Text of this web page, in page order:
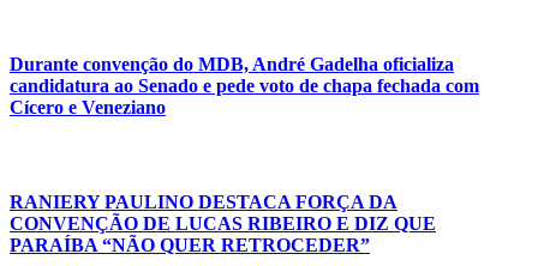
Durante convenção do MDB, André Gadelha oficializa
candidatura ao Senado e pede voto de chapa fechada com
Cícero e Veneziano
RANIERY PAULINO DESTACA FORÇA DA
CONVENÇÃO DE LUCAS RIBEIRO E DIZ QUE
PARAÍBA “NÃO QUER RETROCEDER”